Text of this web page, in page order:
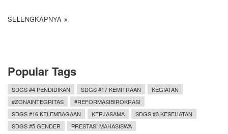
SELENGKAPNYA
Popular Tags
SDGS #4 PENDIDIKAN SDGS #17 KEMITRAAN
KEGIATAN
#ZONAINTEGRITAS
#REFORMASIBIROKRASI
SDGS #16 KELEMBAGAAN
KERJASAMA
SDGS #3 KESEHATAN
SDGS #5 GENDER
PRESTASI MAHASISWA